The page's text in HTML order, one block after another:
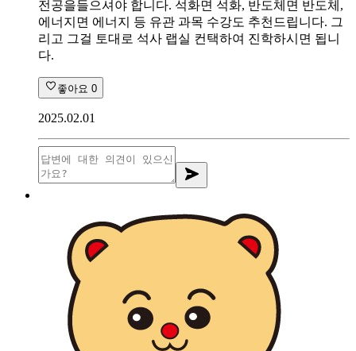
전공을들으셔야 합니다. 석화면 석화, 반도체면 반도체,
에너지면 에너지 등 유관 과목 수강도 추천드립니다. 그
리고 그걸 토대로 석사 랩실 컨택하여 진학하시면 됩니
다.
좋아요 0
2025.02.01